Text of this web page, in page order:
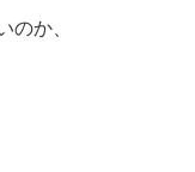
のか、